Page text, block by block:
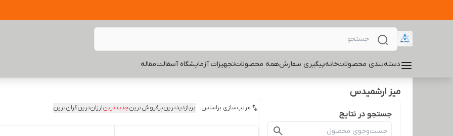
دسته‌بندی محصولاتخانهپیگیری سفارشهمه محصولاتتجهیزات آزمایشگاه آسفالتمقاله
میز ارشمیدس
جستجو در نتایج
مرتب‌سازی براساس: پربازدیدترینپرفروش‌ترینجدیدترینارزان‌ترینگران‌ترین